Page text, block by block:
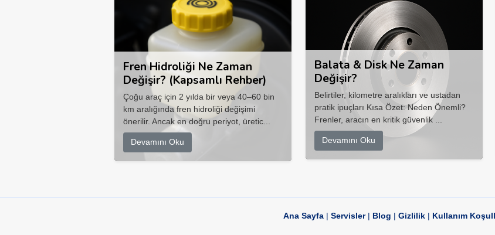
Fren Hidroliği Ne Zaman
Değişir? (Kapsamlı Rehber)
Çoğu araç için 2 yılda bir veya 40–60 bin
km aralığında fren hidroliği değişimi
önerilir. Ancak en doğru periyot, üretic...
Devamını Oku
Balata & Disk Ne Zaman
Değişir?
Belirtiler, kilometre aralıkları ve ustadan
pratik ipuçları Kısa Özet: Neden Önemli?
Frenler, aracın en kritik güvenlik ...
Devamını Oku
Ana Sayfa| Servisler| Blog | Gizlilik| Kullanım